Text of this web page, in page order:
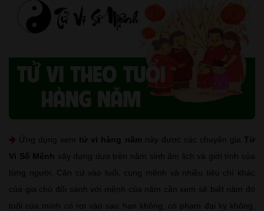
Ứng dụng xem tử vi hàng năm này được các chuyên gia Tử
Vi Số Mệnh
xây dựng dựa trên năm sinh âm lịch và giới tính của
từng người. Căn cứ vào tuổi, cung mệnh và nhiều tiêu chí khác
của gia chủ đối sánh với mệnh của năm cần xem sẽ biết năm đó
tuổi của mình có rơi vào sao hạn không, có phạm đại kỵ không,